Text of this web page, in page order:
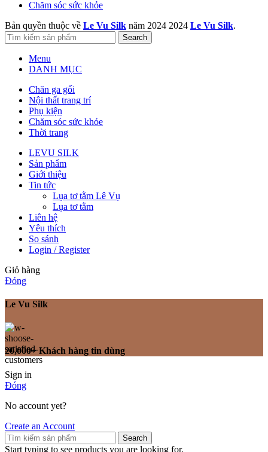
Chăm sóc sức khỏe
Bản quyền thuộc về Le Vu Silk năm 2024 2024 Le Vu Silk.
Search
Menu
DANH MỤC
Chăn ga gối
Nội thất trang trí
Phụ kiện
Chăm sóc sức khỏe
Thời trang
LEVU SILK
Sản phẩm
Giới thiệu
Tin tức
Lụa tơ tằm Lê Vụ
Lụa tơ tằm
Liên hệ
Yêu thích
So sánh
Login / Register
Giỏ hàng
Đóng
Le Vu Silk
20,000+ Khách hàng tin dùng
Sign in
Đóng
No account yet?
Create an Account
Search
Start typing to see products you are looking for.